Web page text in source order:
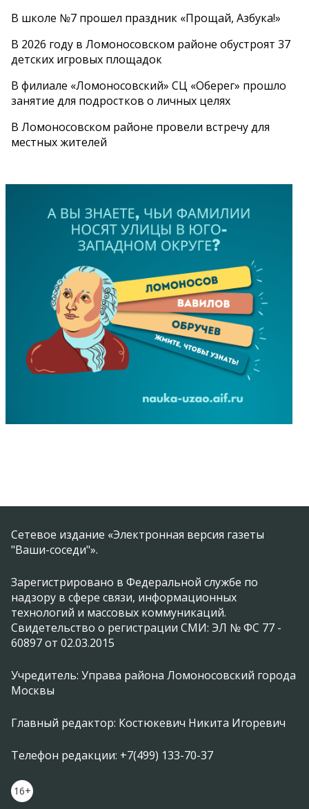
В школе №7 прошел праздник «Прощай, Азбука!»
В 2026 году в Ломоносовском районе обустроят 37
детских игровых площадок
В филиале «Ломоносовский» СЦ «Оберег» прошло
занятие для подростков о личных целях
В Ломоносовском районе провели встречу для
местных жителей
Сетевое издание «Электронная версия газеты
"Ваши-соседи"».
Зарегистрировано в Федеральной службе по
надзору в сфере связи, информационных
технологий и массовых коммуникаций.
Свидетельство о регистрации СМИ: ЭЛ № ФС 77 -
60897 от 02.03.2015
Учредитель: Управа района Ломоносовский города
Москвы
Главный редактор: Костюкевич Никита Игоревич
Телефон редакции: +7(499) 133-70-37
16+